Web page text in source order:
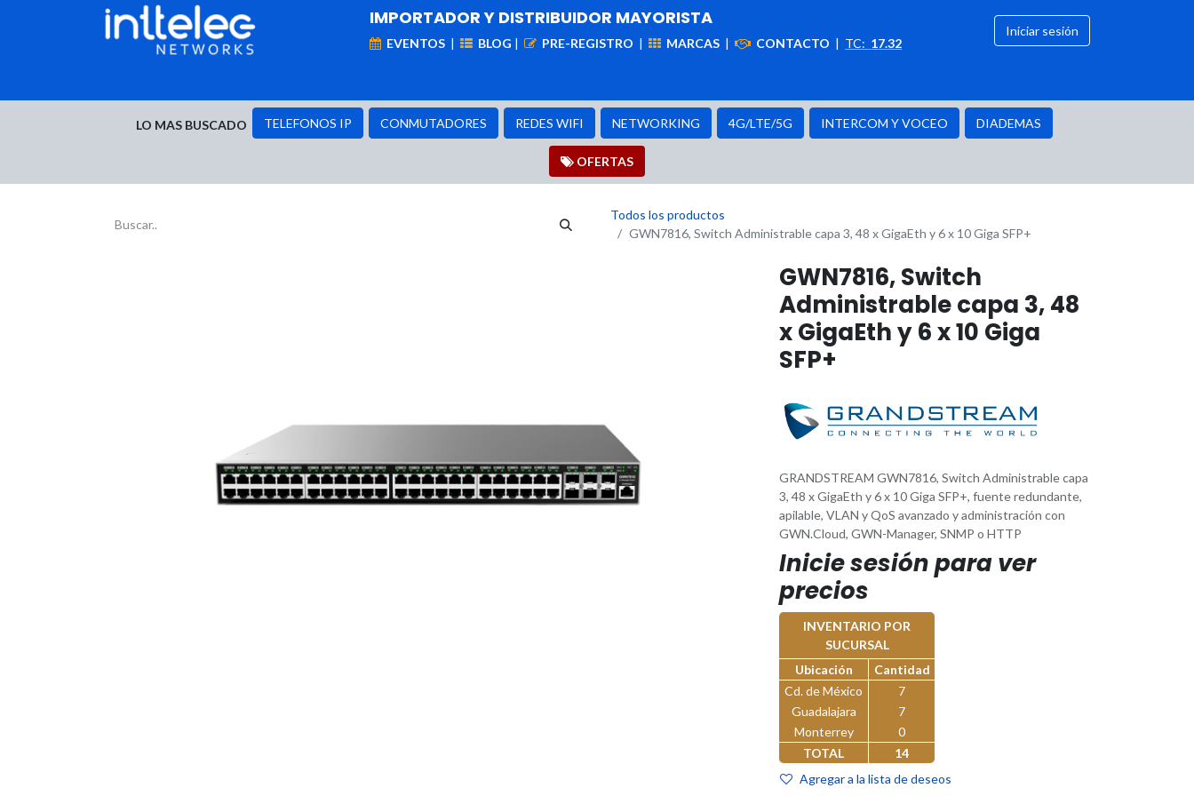
IMPORTADOR Y DISTRIBUIDOR MAYORISTA
EVENTOS | BLOG | PRE-REGISTRO | MARCAS | CONTACTO | TC: 17.32
Iniciar sesión
LO MAS BUSCADO TELEFONOS IP CONMUTADORES REDES WIFI NETWORKING 4G/LTE/5G INTERCOM Y VOCEO DIADEMAS
OFER​​​​TAS
Todos los productos
GWN7816, Switch Administrable capa 3, 48 x GigaEth y 6 x 10 Giga SFP+
GWN7816, Switch
Administrable capa 3, 48
x GigaEth y 6 x 10 Giga
SFP+
GRANDSTREAM GWN7816, Switch Administrable capa
3, 48 x GigaEth y 6 x 10 Giga SFP+, fuente redundante,
apilable, VLAN y QoS avanzado y administración con
GWN.Cloud, GWN-Manager, SNMP o HTTP
Inicie sesión para ver
precios
INVENTARIO POR
SUCURSAL
Ubicación
Cantidad
Cd. de México
7
Guadalajara
7
Monterrey
0
TOTAL
14
Agregar a la lista de deseos